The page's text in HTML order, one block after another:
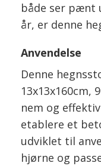
både ser pænt
år, er denne
Anvendelse
Denne
13x13x160cm,
nem og
etablere et
udviklet til
hjørne og